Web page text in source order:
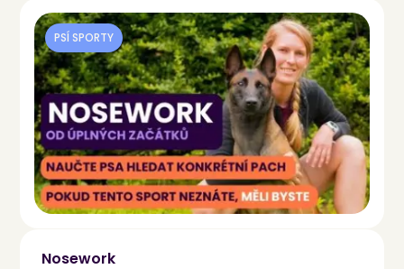
PSÍ SPORTY
Nosework